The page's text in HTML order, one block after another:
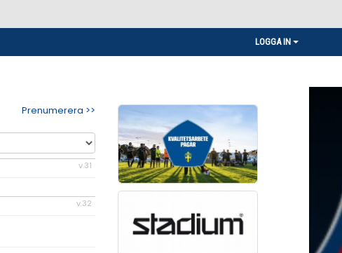
LOGGA IN
Prenumerera >>
v.31
v.32